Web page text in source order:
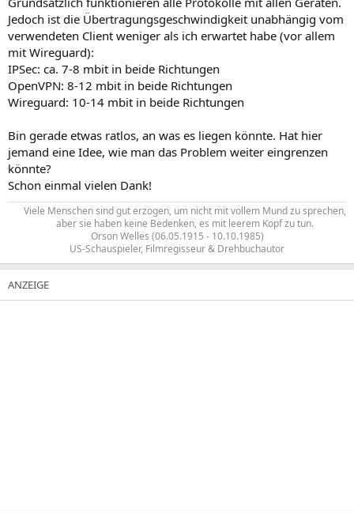
Jedoch ist die Übertragungsgeschwindigkeit unabhängig vom
verwendeten Client weniger als ich erwartet habe (vor allem
mit Wireguard):
IPSec: ca. 7-8 mbit in beide Richtungen
OpenVPN: 8-12 mbit in beide Richtungen
Wireguard: 10-14 mbit in beide Richtungen
Bin gerade etwas ratlos, an was es liegen könnte. Hat hier
jemand eine Idee, wie man das Problem weiter eingrenzen
könnte?
Schon einmal vielen Dank!
Viele Menschen sind gut erzogen, um nicht mit vollem Mund zu sprechen,
aber sie haben keine Bedenken, es mit leerem Kopf zu tun.​
Orson Welles (06.05.1915 - 10.10.1985)
US-Schauspieler, Filmregisseur & Drehbuchautor​